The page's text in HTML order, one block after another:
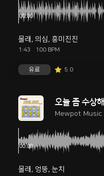
몰래 , 의심, 흥미진진
1:43 100 BPM
유료 5.0
오늘 좀 수상해
Mewpot Music
몰래 , 엉뚱, 눈치